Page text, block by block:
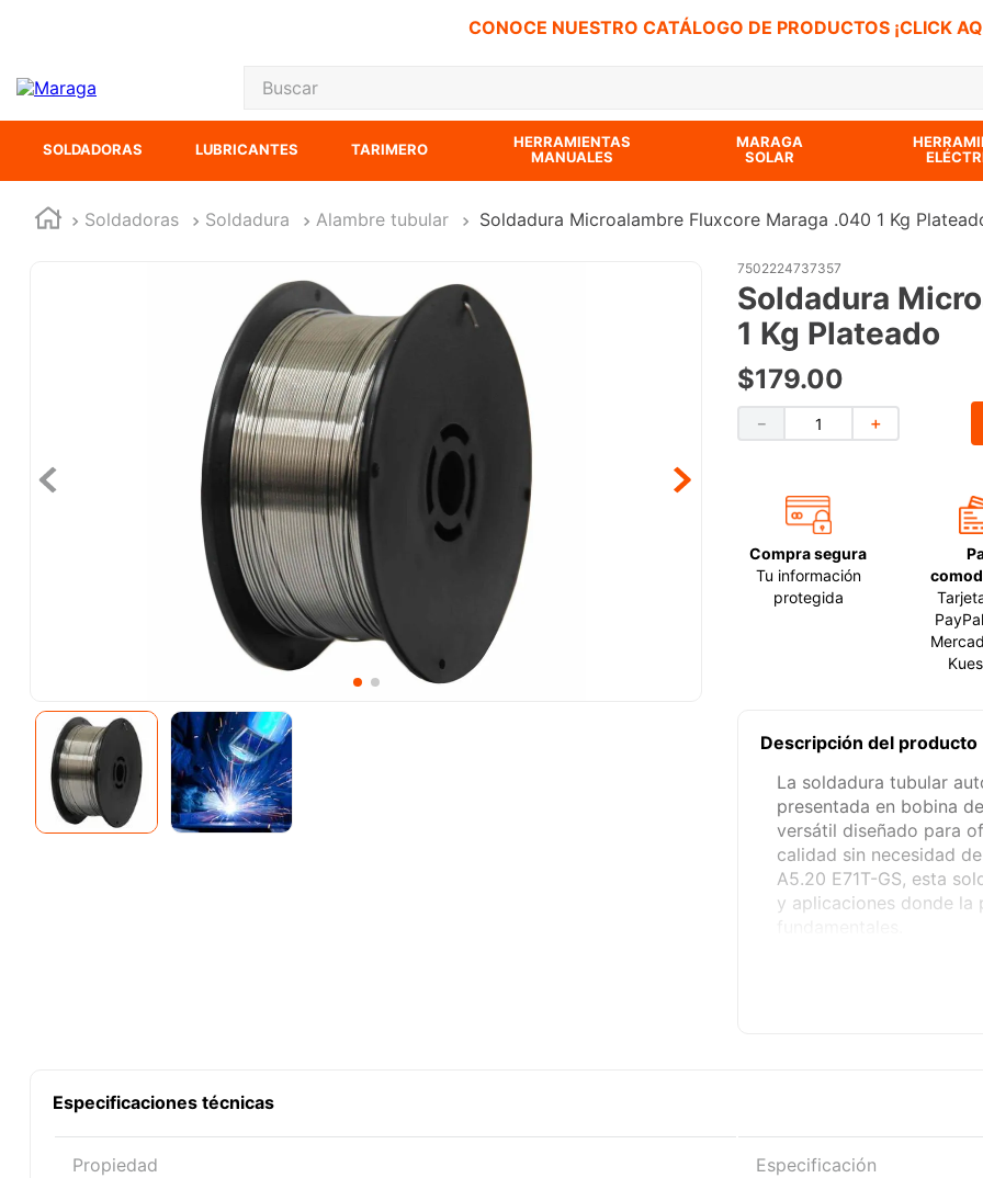
CONOCE NUESTRO CATÁLOGO DE PRODUCTOS ¡CLICK
Buscar
SOLDADORAS LUBRICANTES TARIMERO
HERRAMIENTAS
MANUALES
MARAGA
SOLAR
Soldadoras Soldadura Alambre tubular Soldadura Microalambre Fluxcore Maraga .040 1 Kg
7502224737357
Soldadura
1 Kg Plateado
$179.00
＋
－
Compra segura
Tu información
protegida
Descripción del producto
La soldadura tubular
presentada en bobina
versátil diseñado para
calidad sin necesidad
A5.20 E71T-GS, esta
y aplicaciones donde
Este tipo de alambre
fundente que, al
Especificaciones técnicas
Propiedad Especificación
TÉRMINOS MÁS BUSCADOS
esmeriladora
5.
sierra cinta
6.
7.
8
ecoklean
ke500